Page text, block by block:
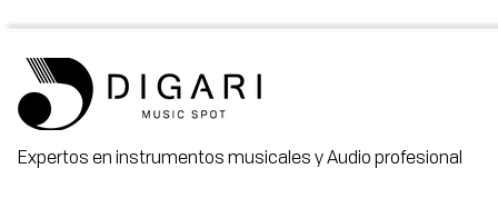
Expertos en instrumentos musicales y Audio profesional